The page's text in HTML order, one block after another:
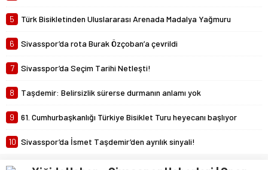
5 Türk Bisikletinden Uluslararası Arenada Madalya Yağmuru
6 Sivasspor’da rota Burak Özçoban’a çevrildi
7 Sivasspor’da Seçim Tarihi Netleşti!
8 Taşdemir: Belirsizlik sürerse durmanın anlamı yok
9 61. Cumhurbaşkanlığı Türkiye Bisiklet Turu heyecanı başlıyor
10 Sivasspor’da İsmet Taşdemir’den ayrılık sinyali!